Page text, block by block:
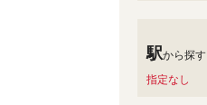
駅から探す
指定なし